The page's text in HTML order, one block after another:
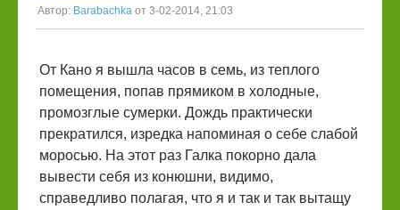
Автор: Barabachka от 3-02-2014, 21:03
От Кано я вышла часов в семь, из теплого
помещения, попав прямиком в холодные,
промозглые сумерки. Дождь практически
прекратился, изредка напоминая о себе слабой
моросью. На этот раз Галка покорно дала
вывести себя из конюшни, видимо,
справедливо полагая, что я и так и так вытащу